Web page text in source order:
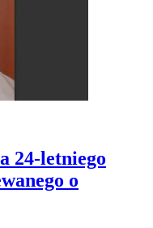
24-letniego
o